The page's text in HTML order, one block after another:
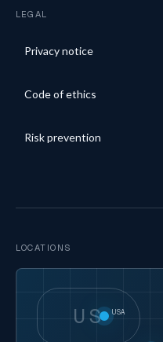
LEGAL
Privacy notice
Code of ethics
Risk prevention
LOCATIONS
US USA